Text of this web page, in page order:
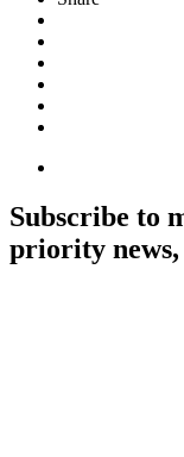
Subscribe to
priority news,